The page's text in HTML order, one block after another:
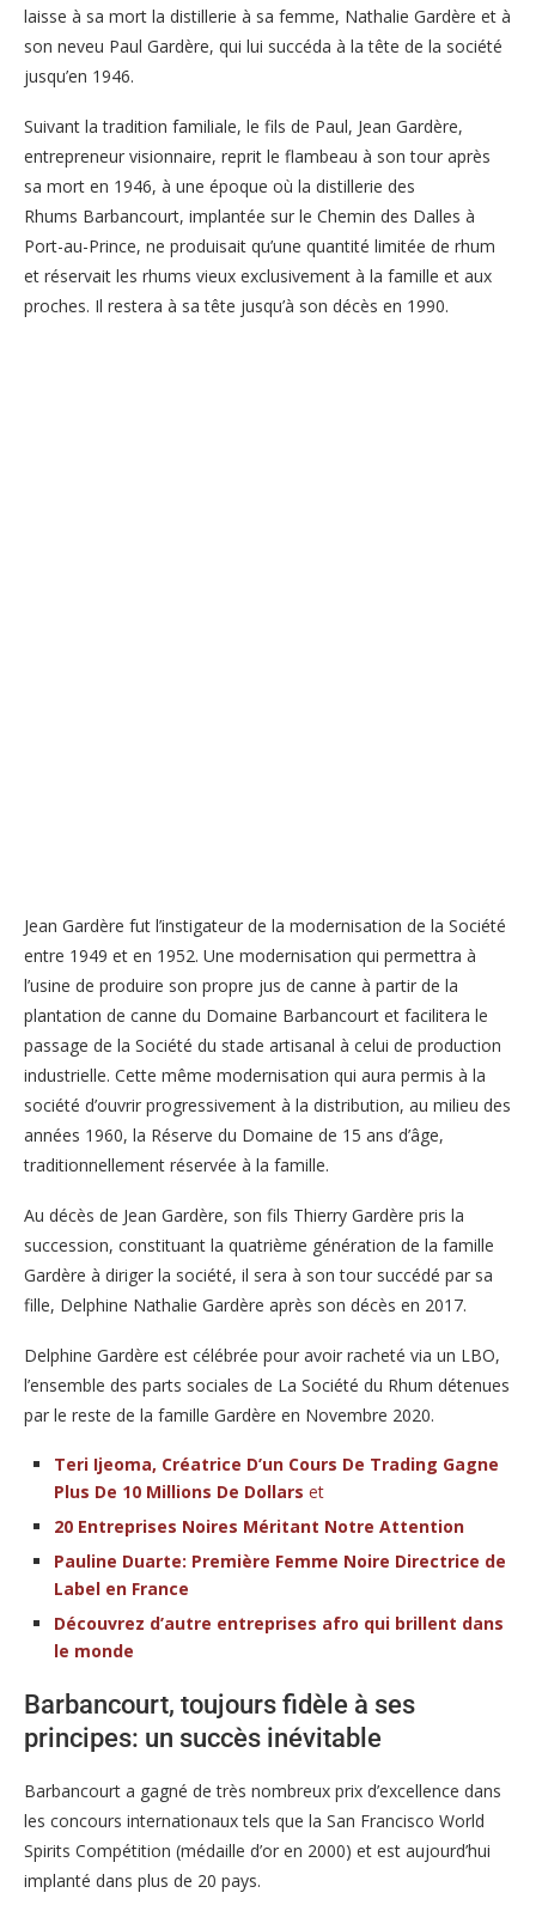
laisse à sa mort la distillerie à sa femme, Nathalie Gardère et à
son neveu Paul Gardère, qui lui succéda à la tête de la société
jusqu’en 1946.
Suivant la tradition familiale, le fils de Paul, Jean Gardère,
entrepreneur visionnaire, reprit le flambeau à son tour après
sa mort en 1946, à une époque où la distillerie des
Rhums Barbancourt, implantée sur le Chemin des Dalles à
Port-au-Prince, ne produisait qu’une quantité limitée de rhum
et réservait les rhums vieux exclusivement à la famille et aux
proches. Il restera à sa tête jusqu’à son décès en 1990.
Jean Gardère fut l’instigateur de la modernisation de la Société
entre 1949 et en 1952. Une modernisation qui permettra à
l’usine de produire son propre jus de canne à partir de la
plantation de canne du Domaine Barbancourt et facilitera le
passage de la Société du stade artisanal à celui de production
industrielle. Cette même modernisation qui aura permis à la
société d’ouvrir progressivement à la distribution, au milieu des
années 1960, la Réserve du Domaine de 15 ans d’âge,
traditionnellement réservée à la famille.
Au décès de Jean Gardère, son fils Thierry Gardère pris la
succession, constituant la quatrième génération de la famille
Gardère à diriger la société, il sera à son tour succédé par sa
fille, Delphine Nathalie Gardère après son décès en 2017.
Delphine Gardère est célébrée pour avoir racheté via un LBO,
l’ensemble des parts sociales de La Société du Rhum détenues
par le reste de la famille Gardère en Novembre 2020.
Teri Ijeoma, Créatrice D’un Cours De Trading Gagne
Plus De 10 Millions De Dollars et
20 Entreprises Noires Méritant Notre Attention
Pauline Duarte: Première Femme Noire Directrice de
Label en France
Découvrez d’autre entreprises afro qui brillent dans
le monde
Barbancourt, toujours fidèle à ses
principes: un succès inévitable
Barbancourt a gagné de très nombreux prix d’excellence dans
les concours internationaux tels que la San Francisco World
Spirits Compétition (médaille d’or en 2000) et est aujourd’hui
implanté dans plus de 20 pays.